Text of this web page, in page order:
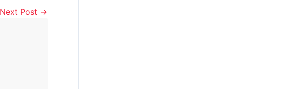
Next Post →